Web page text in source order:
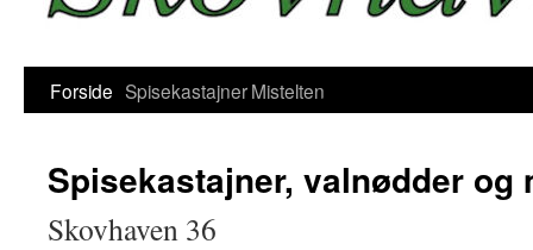
Forside SpisekastajnerMistelten
Spisekastajner, valnødder og
Skovhaven 36